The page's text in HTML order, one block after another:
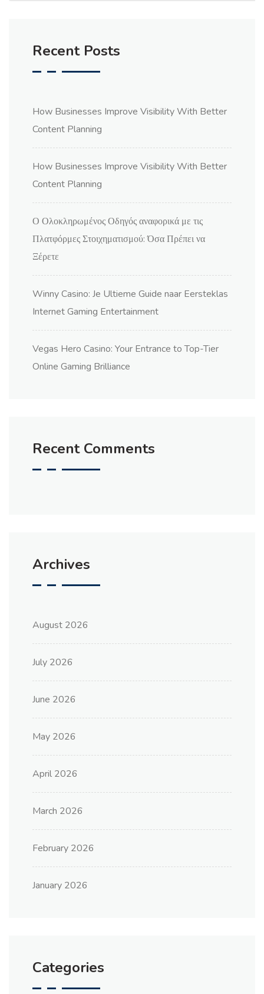
Recent Posts
How Businesses Improve Visibility With Better
Content Planning
How Businesses Improve Visibility With Better
Content Planning
Ο Ολοκληρωμένος Οδηγός αναφορικά με τις
Πλατφόρμες Στοιχηματισμού: Όσα Πρέπει να
Ξέρετε
Winny Casino: Je Ultieme Guide naar Eersteklas
Internet Gaming Entertainment
Vegas Hero Casino: Your Entrance to Top-Tier
Online Gaming Brilliance
Recent Comments
Archives
August 2026
July 2026
June 2026
May 2026
April 2026
March 2026
February 2026
January 2026
Categories